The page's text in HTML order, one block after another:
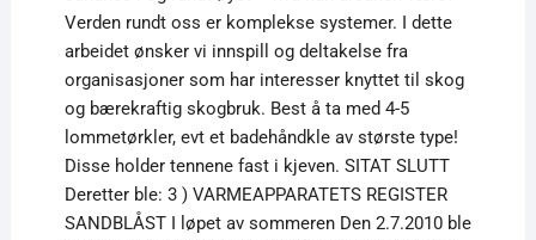
Verden rundt oss er komplekse systemer. I dette
arbeidet ønsker vi innspill og deltakelse fra
organisasjoner som har interesser knyttet til skog
og bærekraftig skogbruk. Best å ta med 4-5
lommetørkler, evt et badehåndkle av største type!
Disse holder tennene fast i kjeven. SITAT SLUTT
Deretter ble: 3 ) VARMEAPPARATETS REGISTER
SANDBLÅST I løpet av sommeren Den 2.7.2010 ble